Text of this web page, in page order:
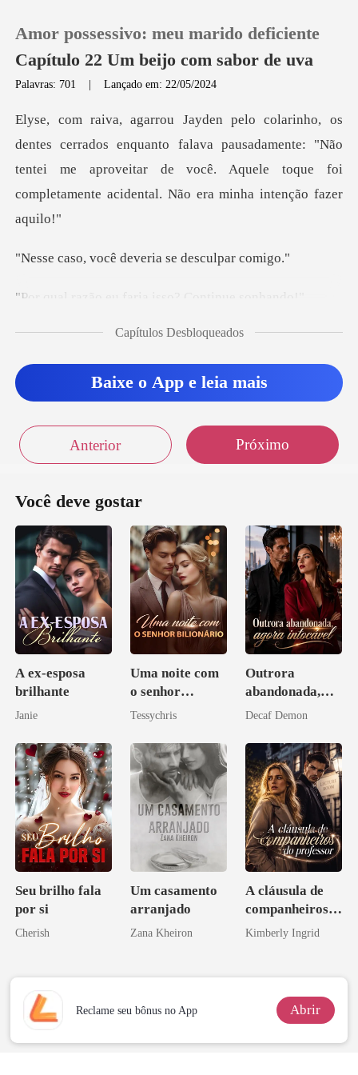
0
Sair
Amor possessivo: meu marido deficiente
Capítulo 22 Um beijo com sabor de uva
Palavras: 701 |Lançado em: 22/05/2024
quanto falava pausadamente: "Não
tentei me aproveitar de você. Aquele
cê deveria se d
areciam cCapítulos Desbloqueados
Baixe o App e leia mais
Anterior Próximo
Você deve gostar
A ex-esposa
brilhante
Janie
Uma noite com
o senhor
Bilionário
Tessychris
Outrora
abandonada,
agora intocável
Decaf Demon
Seu brilho fala
por si
Cherish
Um casamento
arranjado
Zana Kheiron
A cláusula de
companheiros
do professor
Kimberly Ingrid
Reclame seu bônus no App Abrir